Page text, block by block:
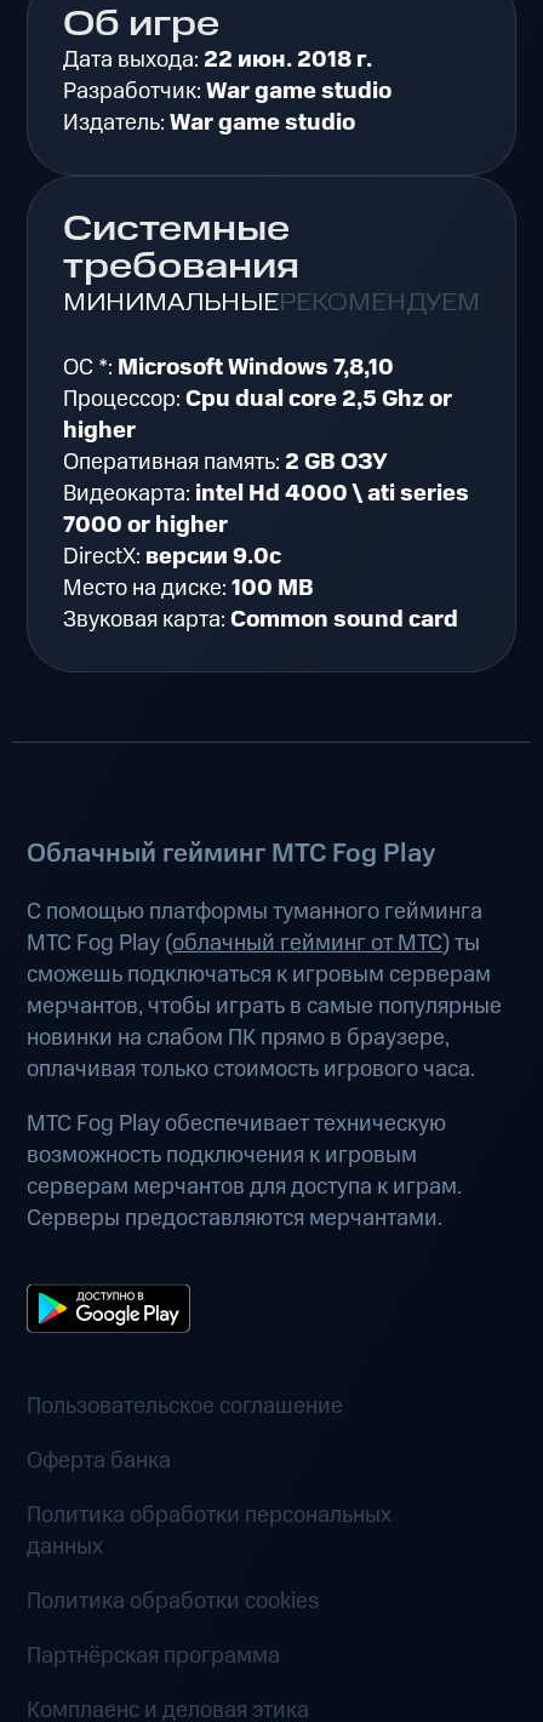
Об игре
Дата выхода: 22 июн. 2018 г.
Разработчик:War game studio
Издатель:War game studio
Системные
требования
МИНИМАЛЬНЫЕРЕКОМЕНДУЕМЫЕ
ОС *: Microsoft Windows 7,8,10
Процессор:Cpu dual core 2,5 Ghz or
higher
Оперативная память: 2 GB ОЗУ
Видеокарта: intel Hd 4000 \ ati series
7000 or higher
DirectX: версии 9.0c
Место на диске:100 MB
Звуковая карта:Common sound card
Облачный гейминг МТС Fog Play
С помощью платформы туманного гейминга
МТС Fog Play (облачный гейминг от МТС) ты
сможешь подключаться к игровым серверам
мерчантов, чтобы играть в самые популярные
новинки на слабом ПК прямо в браузере,
оплачивая только стоимость игрового часа.
МТС Fog Play обеспечивает техническую
возможность подключения к игровым
серверам мерчантов для доступа к играм.
Серверы предоставляются мерчантами.
Пользовательское соглашение
Оферта банка
Политика обработки персональных
данных
Политика обработки cookies
Партнёрская программа
Комплаенс и деловая этика